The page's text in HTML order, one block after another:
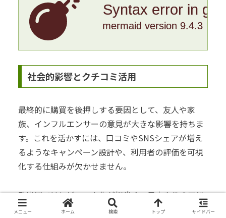
Syntax error in
mermaid version 9.4.3
社会的影響とクチコミ活用
最終的に購買を後押しする要因として、友人や家
族、インフルエンサーの意見が大きな影響を持ちま
す。これを活かすには、口コミやSNSシェアが増え
るようなキャンペーン設計や、利用者の評価を可視
化する仕組みが欠かせません。
欧米圏ではレビュー文化が根強く、日本や他のアジ
ア圏でもSNS上での口コミや動画での紹介が盛り上
メニュー ホーム 検索 トップ サイドバー